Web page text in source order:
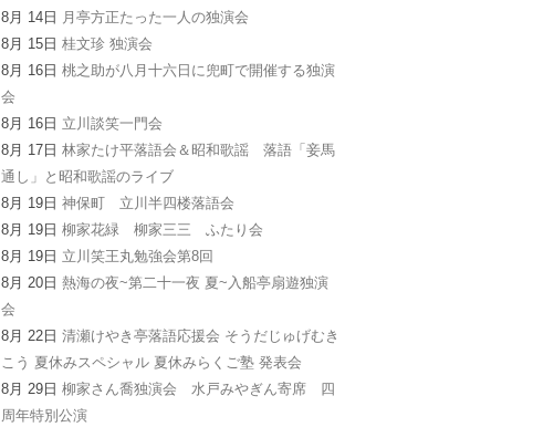
8月 14日 月亭方正たった一人の独演会
8月 15日桂文珍 独演会
8月 16日桃之助が八月十六日に兜町で開催する独演
会
8月 16日 立川談笑一門会
8月 17日林家たけ平落語会＆昭和歌謡 落語「妾馬
通し」と昭和歌謡のライブ
8月 19日神保町 立川半四楼落語会
8月 19日柳家花緑 柳家三三 ふたり会
8月 19日 立川笑王丸勉強会第8回
8月 20日熱海の夜~第二十一夜 夏~入船亭扇遊独演
会
8月 22日清瀬けやき亭落語応援会 そうだじゅげむき
こう 夏休みスペシャル 夏休みらくご塾 発表会
8月 29日柳家さん喬独演会 水戸みやぎん寄席 四
周年特別公演